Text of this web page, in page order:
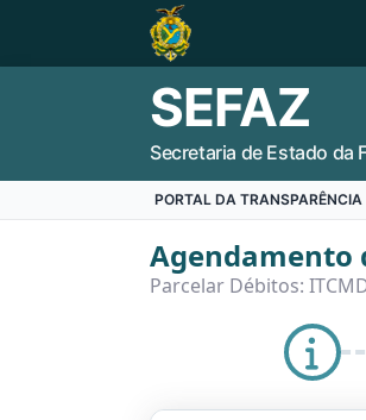
SEFAZ
Secretaria de Estado da
PORTAL DA TRANSPARÊNCIA
Agendamento
Parcelar Débitos: